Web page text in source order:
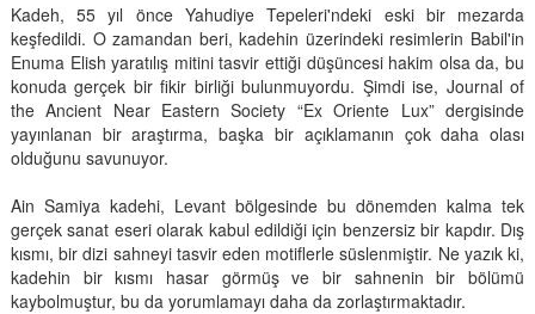
Kadeh, 55 yıl önce Yahudiye Tepeleri'ndeki eski bir mezarda
keşfedildi. O zamandan beri, kadehin üzerindeki resimlerin Babil'in
Enuma Elish yaratılış mitini tasvir ettiği düşüncesi hakim olsa da, bu
konuda gerçek bir fikir birliği bulunmuyordu. Şimdi ise, Journal of
the Ancient Near Eastern Society “Ex Oriente Lux” dergisinde
yayınlanan bir araştırma, başka bir açıklamanın çok daha olası
olduğunu savunuyor.
Ain Samiya kadehi, Levant bölgesinde bu dönemden kalma tek
gerçek sanat eseri olarak kabul edildiği için benzersiz bir kapdır. Dış
kısmı, bir dizi sahneyi tasvir eden motiflerle süslenmiştir. Ne yazık ki,
kadehin bir kısmı hasar görmüş ve bir sahnenin bir bölümü
kaybolmuştur, bu da yorumlamayı daha da zorlaştırmaktadır.